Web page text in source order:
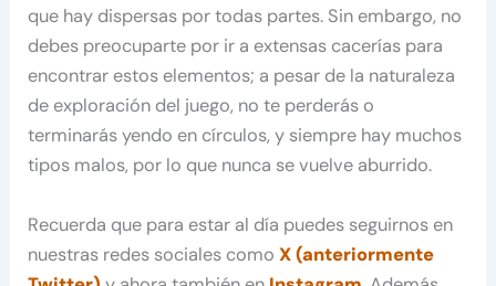
que hay dispersas por todas partes. Sin embargo, no
debes preocuparte por ir a extensas cacerías para
encontrar estos elementos; a pesar de la naturaleza
de exploración del juego, no te perderás o
terminarás yendo en círculos, y siempre hay muchos
tipos malos, por lo que nunca se vuelve aburrido.
Recuerda que para estar al día puedes seguirnos en
nuestras redes sociales comoX (anteriormente